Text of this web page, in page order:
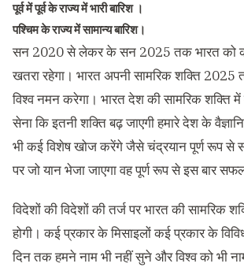
पूर्व में पूर्व के राज्य में भारी बारिश ।
पश्चिम के राज्य में सामान्य बारिश।
सन 2020 से लेकर के सन 2025 तक भारत को
खतरा रहेगा। भारत अपनी सामरिक शक्ति 2025
विश्व नमन करेगा। भारत देश की सामरिक शक्ति में
सेना कि इतनी शक्ति बढ़ जाएगी हमारे देश के
भी कई विशेष खोज करेंगे जैसे चंद्रयान पूर्ण रूप से
पर जो यान भेजा जाएगा वह पूर्ण रूप से इस बार
विदेशों की विदेशों की तर्ज पर भारत की सामरिक
होगी। कई प्रकार के मिसाइलों कई प्रकार के
दिन तक हमने नाम भी नहीं सुने और विश्व को भी